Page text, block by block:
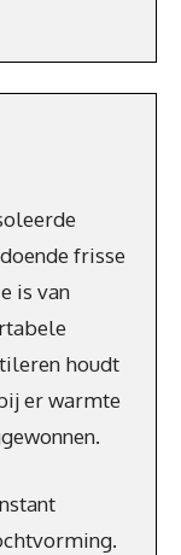
frisse
is van
houdt
er warmte